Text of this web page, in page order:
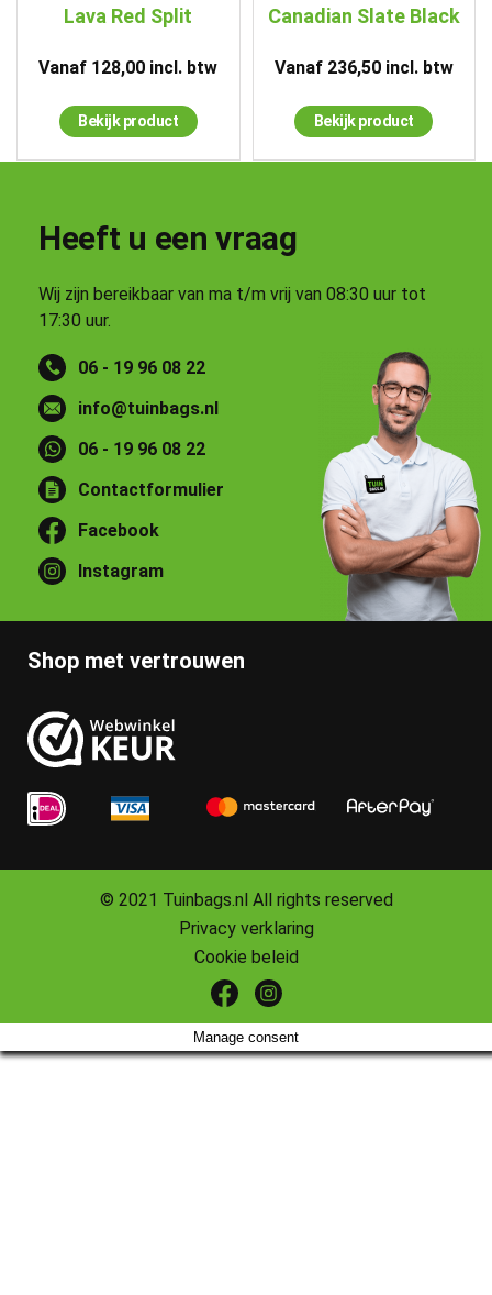
Lava Red Split
Vanaf 128,00 incl. btw
Bekijk product
Canadian Slate Black
Vanaf 236,50incl. btw
Bekijk product
Heeft u een vraag
Wij zijn bereikbaar van ma t/m vrij van 08:30 uur tot
17:30 uur.
06 - 19 96 08 22
info@tuinbags.nl
06 - 19 96 08 22
Contactformulier
Facebook
Instagram
Shop met vertrouwen
© 2021 Tuinbags.nl All rights reserved
Privacy verklaring
Cookie beleid
Manage consent